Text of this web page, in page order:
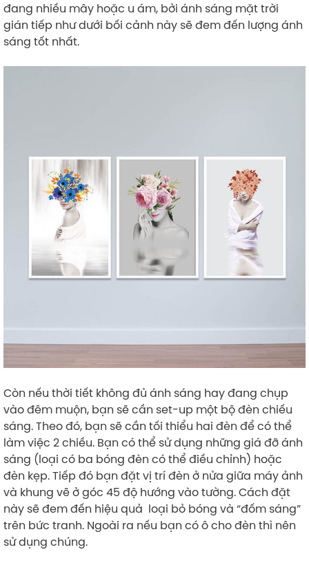
đang nhiều mây hoặc u ám, bởi ánh sáng mặt trời
gián tiếp như dưới bối cảnh này sẽ đem đến lượng ánh
sáng tốt nhất.
Còn nếu thời tiết không đủ ánh sáng hay đang chụp
vào đêm muộn, bạn sẽ cần set-up một bộ đèn chiếu
sáng. Theo đó, bạn sẽ cần tối thiểu hai đèn để có thể
làm việc 2 chiều. Bạn có thể sử dụng những giá đỡ ánh
sáng (loại có ba bóng đèn có thể điều chỉnh) hoặc
đèn kẹp. Tiếp đó bạn đặt vị trí đèn ở nửa giữa máy ảnh
và khung vẽ ở góc 45 độ hướng vào tường. Cách đặt
này sẽ đem đến hiệu quả loại bỏ bóng và “đốm sáng”
trên bức tranh. Ngoài ra nếu bạn có ô cho đèn thì nên
sử dụng chúng.